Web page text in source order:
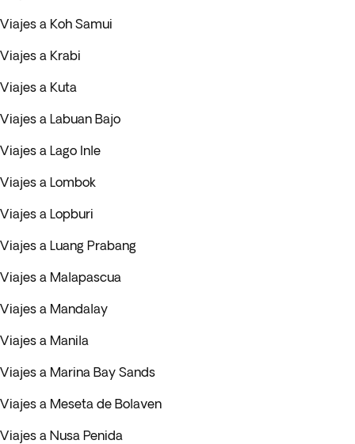
Viajes a Koh Samui
Viajes a Krabi
Viajes a Kuta
Viajes a Labuan Bajo
Viajes a Lago Inle
Viajes a Lombok
Viajes a Lopburi
Viajes a Luang Prabang
Viajes a Malapascua
Viajes a Mandalay
Viajes a Manila
Viajes a Marina Bay Sands
Viajes a Meseta de Bolaven
Viajes a Nusa Penida